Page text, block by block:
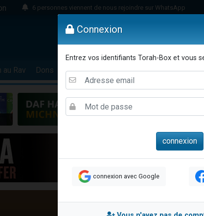
6 personnes viennent de nous rejoindre sur WhatsApp
4 personnes viennent de faire un don pour Reloger
4 personnes viennent de nous rejoindre sur WhatsApp
Il reste 49 places pour étudier en groupe sur Zoom
23 personnes viennent de faire un don pour Diane, 80
Eva vient de donner son Maasser
4 personnes viennent de nous rejoindre sur WhatsApp
3 personnes viennent de nous rejoindre sur WhatsApp
Odaya vient de donner son Maasser
13 personnes viennent de demander une bénédiction
30 personnes viennent de faire un don pour Sauvez la
au Rav Dons Femmes Enfants Etude sur Texte
Connexion
Entrez vos identifiants Torah-Box et vous
connexion avec Google